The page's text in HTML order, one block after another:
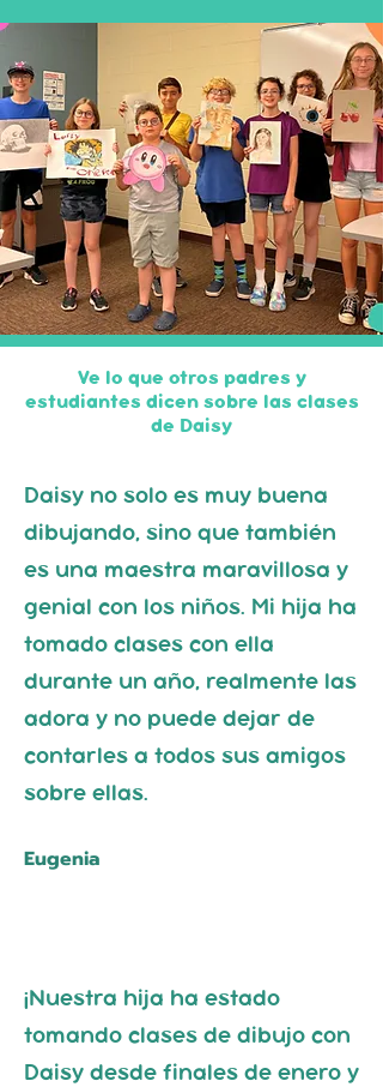
Ve lo que otros padres y
estudiantes dicen sobre las clases
de Daisy
Daisy no solo es muy buena
dibujando, sino que también
es una maestra maravillosa y
genial con los niños. Mi hija ha
tomado clases con ella
durante un año, realmente las
adora y no puede dejar de
contarles a todos sus amigos
sobre ellas.
Eugenia
¡Nuestra hija ha estado
tomando clases de dibujo con
Daisy desde finales de enero y